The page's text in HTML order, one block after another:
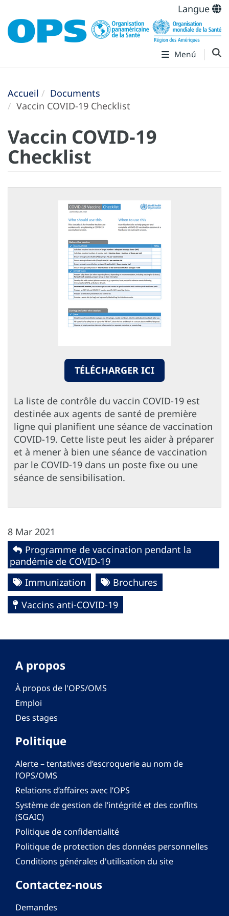
Langue
Menú
Accueil
Documents
Vaccin COVID-19 Checklist
Vaccin COVID-19
Checklist
TÉLÉCHARGER ICI
La liste de contrôle du vaccin COVID-19 est
destinée aux agents de santé de première
ligne qui planifient une séance de vaccination
COVID-19. Cette liste peut les aider à préparer
et à mener à bien une séance de vaccination
par le COVID-19 dans un poste fixe ou une
séance de sensibilisation.
8 Mar 2021
Programme de vaccination pendant la
pandémie de COVID-19
Immunization
Brochures
Vaccins anti-COVID-19
A propos
À propos de l'OPS/OMS
Emploi
Des stages
Politique
Alerte – tentatives d’escroquerie au nom de
l’OPS/OMS
Relations d’affaires avec l’OPS
Système de gestion de l’intégrité et des conflits
(SGAIC)
Politique de confidentialité
Politique de protection des données personnelles
Conditions générales d'utilisation du site
Contactez-nous
Demandes